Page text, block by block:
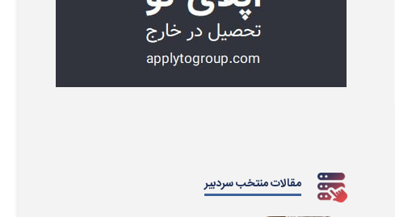
مقالات منتخب سردبیر